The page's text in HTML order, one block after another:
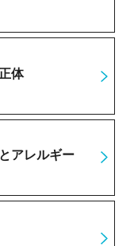
体
アレルギー